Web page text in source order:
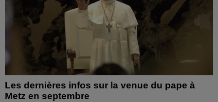
Les dernières infos sur la venue du pape à
Metz en septembre